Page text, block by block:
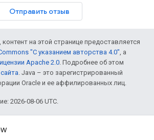
Отправить отзыв
контент на этой странице предоставляется
"С указанием авторства 4.0", а
Apache 2.0. Подробнее об этом
. Java – это зарегистрированный
Oracle и ее аффилированных лиц.
2026-08-06 UTC.